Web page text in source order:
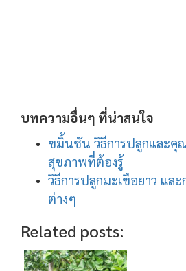
บทความอื่นๆ ที่น่าสนใจ
ขมิ้นชัน วิธีการปลูกและคุ
สุขภาพที่ต้องรู้
วิธีการปลูกมะเขือยาว และ
ต่างๆ
Related posts: